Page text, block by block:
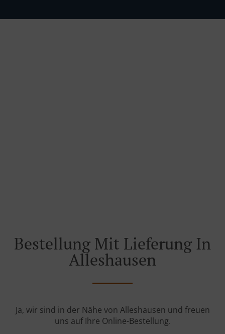
Bestellung Mit Lieferung In
Alleshausen
Ja, wir sind in der Nähe von Alleshausen und freuen
uns auf Ihre Online-Bestellung.